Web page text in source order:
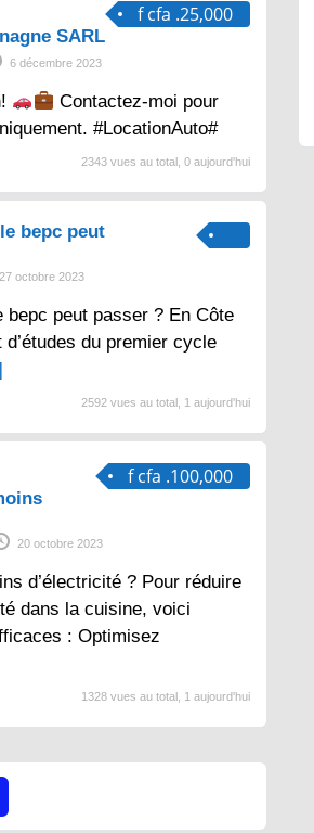
f cfa .25,000
SARL
6 décembre 2023
Contactez-moi pour
#LocationAuto#
2343 vues au total, 0 aujourd'hui
bepc peut
27 octobre 2023
peut passer ? En Côte
du premier cycle
2592 vues au total, 1 aujourd'hui
f cfa .100,000
20 octobre 2023
d’électricité ? Pour réduire
dans la cuisine, voici
: Optimisez
1328 vues au total, 1 aujourd'hui